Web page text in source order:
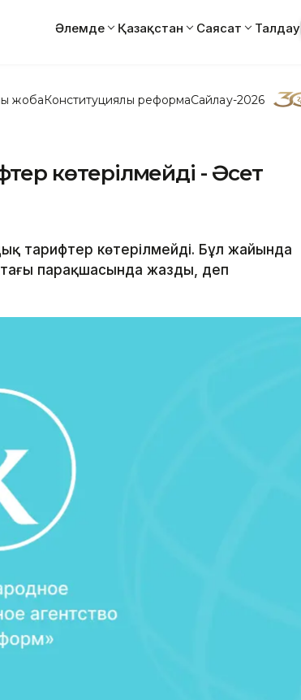
Әлемде Қазақстан Саясат Талдау
жобаКонституциялық реформаСайлау-2026
көтерілмейді - Әсет
тарифтер көтерілмейді. Бұл жайында
парақшасында жазды, деп